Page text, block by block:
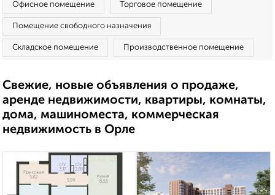
Офисное помещение Торговое помещение
Помещение свободного назначения
Складское помещение Производственное помещение
Свежие, новые объявления о продаже,
аренде недвижимости, квартиры, комнаты,
дома, машиноместа, коммерческая
недвижимость в Орле